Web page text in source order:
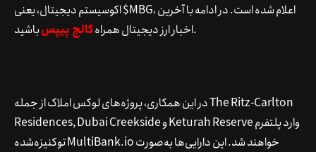
اکوسیستم دیجیتال، یعنی $MBG، اعلام شده است. در ادامه با آخرین
اخبار ارز دیجیتال همراهکالج پیپس باشید.
در این همکاری، پروژه‌های لوکس املاک از جمله The Ritz-Carlton
Residences, Dubai Creekside و Keturah Reserve وارد پلتفرم
توکنیزه‌شده MultiBank.io خواهند شد. این دارایی‌ها به‌صورت